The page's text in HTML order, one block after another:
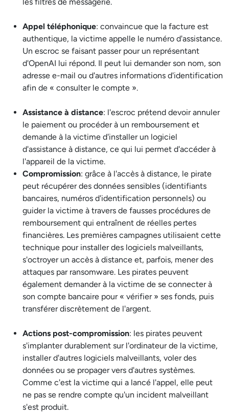
Appel téléphonique: convaincue que la facture est
authentique, la victime appelle le numéro d'assistance.
Un escroc se faisant passer pour un représentant
d'OpenAI lui répond. Il peut lui demander son nom, son
adresse e-mail ou d'autres informations d'identification
afin de « consulter le compte ».
Assistance à distance: l'escroc prétend devoir annuler
le paiement ou procéder à un remboursement et
demande à la victime d'installer un logiciel
d'assistance à distance, ce qui lui permet d'accéder à
l'appareil de la victime.
Compromission: grâce à l'accès à distance, le pirate
peut récupérer des données sensibles (identifiants
bancaires, numéros d'identification personnels) ou
guider la victime à travers de fausses procédures de
remboursement qui entraînent de réelles pertes
financières. Les premières campagnes utilisaient cette
technique pour installer des logiciels malveillants,
s'octroyer un accès à distance et, parfois, mener des
attaques par ransomware. Les pirates peuvent
également demander à la victime de se connecter à
son compte bancaire pour « vérifier » ses fonds, puis
transférer discrètement de l'argent.
Actions post-compromission: les pirates peuvent
s'implanter durablement sur l'ordinateur de la victime,
installer d'autres logiciels malveillants, voler des
données ou se propager vers d'autres systèmes.
Comme c'est la victime qui a lancé l'appel, elle peut
ne pas se rendre compte qu'un incident malveillant
s'est produit.